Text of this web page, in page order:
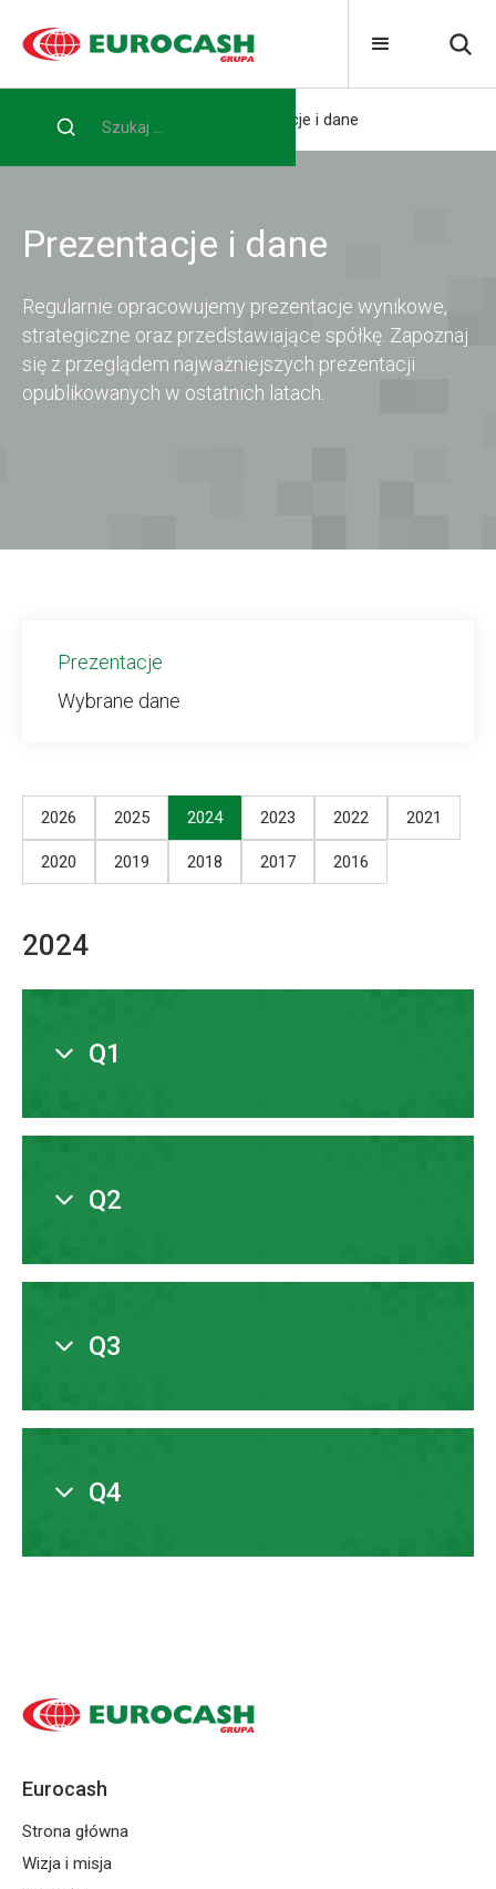
Home Dla inwestora Prezentacje i dane
Prezentacje i dane
Regularnie opracowujemy prezentacje wynikowe,
strategiczne oraz przedstawiające spółkę. Zapoznaj
się z przeglądem najważniejszych prezentacji
opublikowanych w ostatnich latach.
Prezentacje
Wybrane dane
2026 2025 2024 2023 2022 2021
2020 2019 2018 2017 2016
2024
Q1
Q2
Q3
Q4
Eurocash
Strona główna
Wizja i misja